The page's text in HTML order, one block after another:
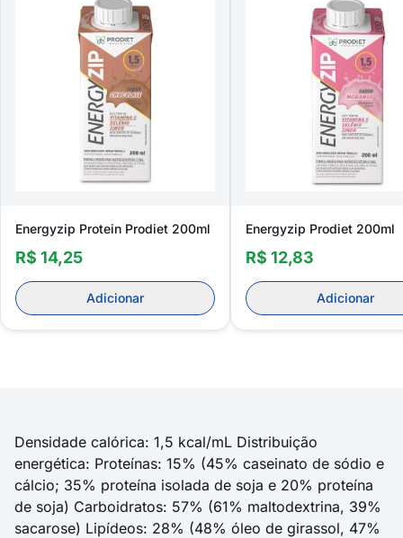
Energyzip Protein Prodiet 200ml
R$ 14,25
Adicionar
Energyzip Prodiet 200ml
R$ 12,83
Adicionar
Densidade calórica: 1,5 kcal/mL Distribuição
energética: Proteínas: 15% (45% caseinato de sódio e
cálcio; 35% proteína isolada de soja e 20% proteína
de soja) Carboidratos: 57% (61% maltodextrina, 39%
sacarose) Lipídeos: 28% (48% óleo de girassol, 47%